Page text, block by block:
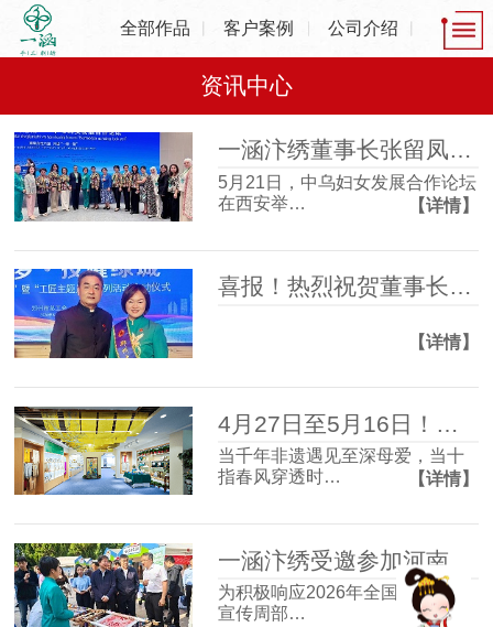
全部作品 客户案例 公司介绍
资讯中心
一涵汴绣董事长张留凤出席中乌妇女发展合作论坛，共话非遗产业发展新机遇
5月21日，中乌妇女发展合作论坛
在西安举…
【详情】
喜报！热烈祝贺董事长张留凤荣获2025年度“郑州大工匠”
【详情】
当千年非遗遇见至深母爱，当十
指春风穿透时…
【详情】
为积极响应2026年全国知识产权
宣传周部…
【详情】